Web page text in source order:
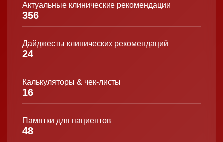
Актуальные клинические рекомендации
356
Дайджесты клинических рекомендаций
24
Калькуляторы & чек-листы
16
Памятки для пациентов
48